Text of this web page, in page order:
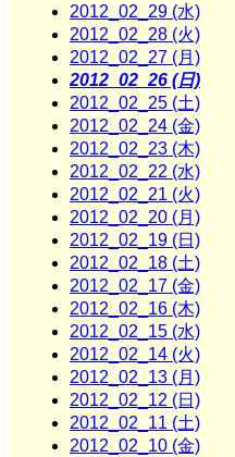
2012_02_29 (水)
2012_02_28 (火)
2012_02_27 (月)
2012_02_26 (日)
2012_02_25 (土)
2012_02_24 (金)
2012_02_23 (木)
2012_02_22 (水)
2012_02_21 (火)
2012_02_20 (月)
2012_02_19 (日)
2012_02_18 (土)
2012_02_17 (金)
2012_02_16 (木)
2012_02_15 (水)
2012_02_14 (火)
2012_02_13 (月)
2012_02_12 (日)
2012_02_11 (土)
2012_02_10 (金)